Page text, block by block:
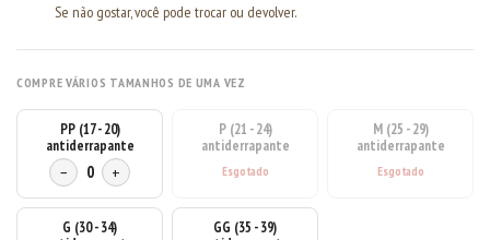
Se não gostar, você pode trocar ou devolver.
COMPRE VÁRIOS TAMANHOS DE UMA VEZ
PP (17 - 20)
antiderrapante
− 0 +
P (21 - 24)
antiderrapante
M (25 - 29)
antiderrapante
G (30 - 34)
GG (35 - 39)